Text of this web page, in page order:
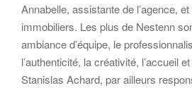
Annabelle, assistante de l’agence,
immobiliers. Les plus de Nestenn
ambiance d’équipe, le
l’authenticité, la créativité, l’accueil
Stanislas Achard, par ailleurs